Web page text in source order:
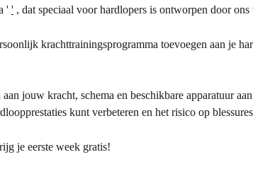
' ' , dat speciaal voor hardlopers is ontworpen door ons
krachttrainingsprogramma toevoegen aan je
jouw kracht, schema en beschikbare apparatuur
kunt verbeteren en het risico op
je eerste week gratis!